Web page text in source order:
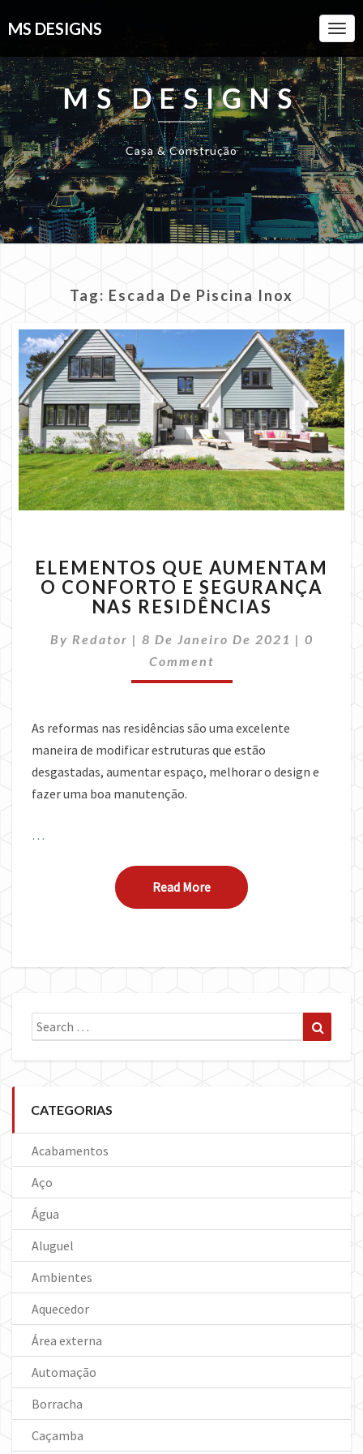
MS DESIGNS
MS DESIGNS
Casa & Construção
Tag: Escada De Piscina Inox
QUE
AUMENTAM
O
E
SEGURANÇA
ELEMENTOS QUE AUMENTAM
O CONFORTO E SEGURANÇA
NAS RESIDÊNCIAS
By Redator | 8 De Janeiro De 2021 | 0
Comment
As reformas nas residências são uma excelente
maneira de modificar estruturas que estão
desgastadas, aumentar espaço, melhorar o design e
fazer uma boa manutenção.
…
Read MoreRead More
Search
for:
CATEGORIAS
Acabamentos
Aço
Água
Aluguel
Ambientes
Aquecedor
Área externa
Automação
Borracha
Caçamba